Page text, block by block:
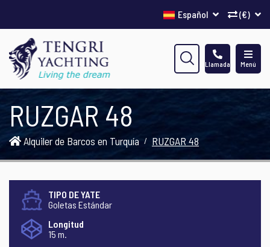
(€)
Español
Menú
Llamada
RUZGAR 48
Alquiler de Barcos en Turquía RUZGAR 48
TIPO DE YATE
Goletas Estándar
Longitud
15 m.